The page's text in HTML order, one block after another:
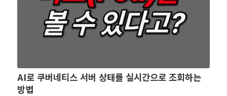
AI로 쿠버네티스 서버 상태를 실시간으로 조회하는
방법